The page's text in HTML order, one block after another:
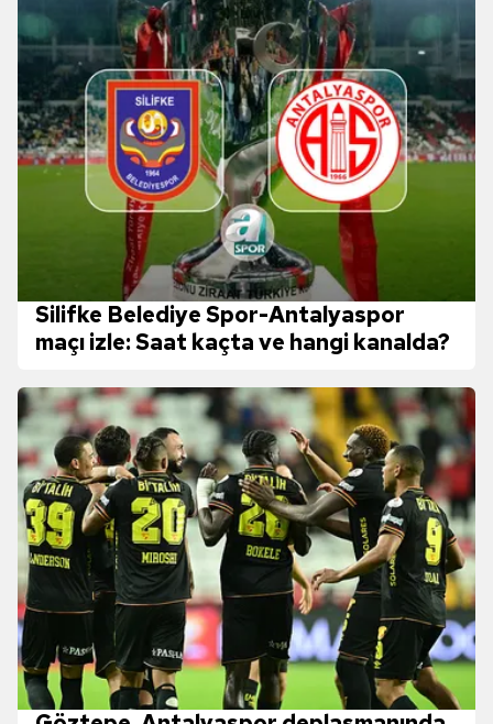
Silifke Belediye Spor-Antalyaspor
maçı izle: Saat kaçta ve hangi kanalda?